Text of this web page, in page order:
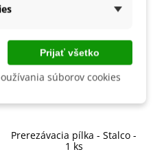
Prerezávacia pílka - Stalco -
1 ks
Prijať všetko
súborov cookies